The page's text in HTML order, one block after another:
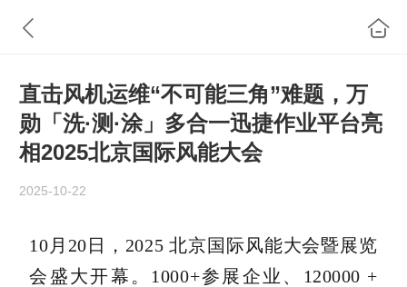
直击风机运维“不可能三角”难题，万
勋「洗·测·涂」多合一迅捷作业平台亮
相2025北京国际风能大会
2025-10-22
10月20日，2025 北京国际风能大会暨展览
会盛大开幕。1000+参展企业、120000 +